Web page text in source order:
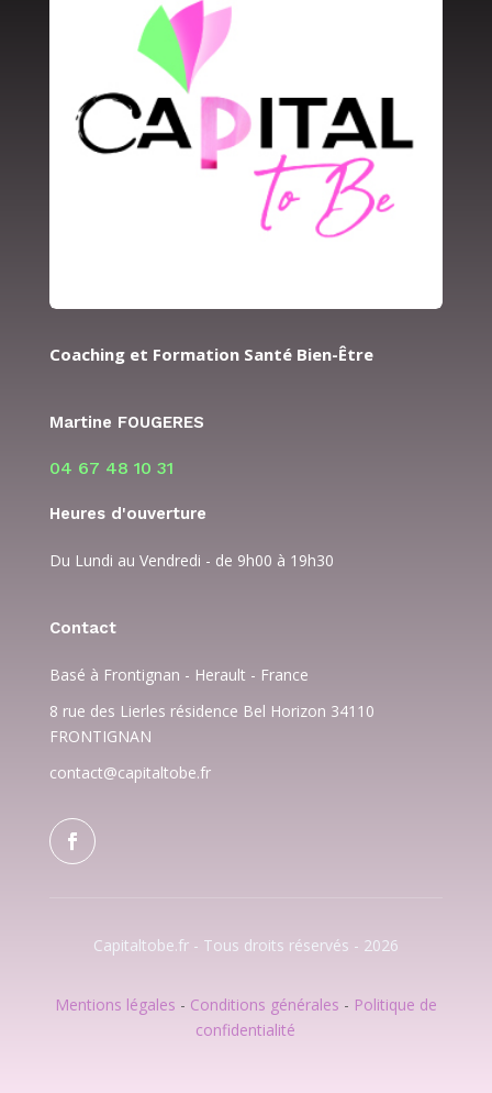
Coaching et Formation Santé Bien-Être
Martine FOUGERES
04 67 48 10 31
Heures d'ouverture
Du Lundi au Vendredi - de 9h00 à 19h30
Contact
Basé à Frontignan - Herault - France
8 rue des Lierles résidence Bel Horizon 34110
FRONTIGNAN
contact@capitaltobe.fr
Capitaltobe.fr - Tous droits réservés - 2026
Mentions légales - Conditions générales - Politique de
confidentialité